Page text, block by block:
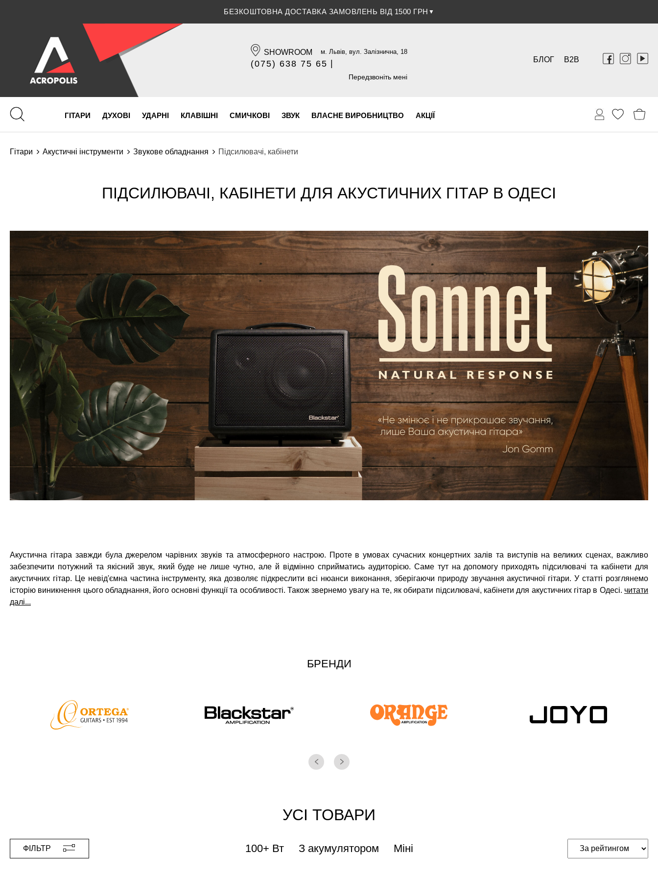
ЗНИЖКА 5% ПРИ ОПЛАТІ БАНКІВСЬКОЮ КАРТКОЮ▼
SHOWROOM м. Львів, вул. Залізнична, 18
(075) 638 75 65
(096) 609 84 32
Передзвоніть мені
B2B
БЛОГ
ГІТАРИ ДУХОВІ УДАРНІ КЛАВІШНІ СМИЧКОВІ ЗВУК ВЛАСНЕ ВИРОБНИЦТВО АКЦІЇ
Гітари Акустичні інструменти Звукове обладнання Підсилювачі, кабінети
ПІДСИЛЮВАЧІ, КАБІНЕТИ ДЛЯ АКУСТИЧНИХ ГІТАР В ОДЕСІ
Акустична гітара завжди була джерелом чарівних звуків та атмосферного настрою. Проте в умовах сучасних концертних залів та виступів на великих сценах, важливо
забезпечити потужний та якісний звук, який буде не лише чутно, але й відмінно сприйматись аудиторією. Саме тут на допомогу приходять підсилювачі та кабінети для
акустичних гітар. Це невід'ємна частина інструменту, яка дозволяє підкреслити всі нюанси виконання, зберігаючи природу звучання акустичної гітари. У статті розглянемо
історію виникнення цього обладнання, його основні функції та особливості. Також звернемо увагу на те, як обирати підсилювачі, кабінети для акустичних гітар в Одесі. читати
далі...
БРЕНДИ
УСІ ТОВАРИ
100+ Вт З акумулятором Міні
ФІЛЬТР